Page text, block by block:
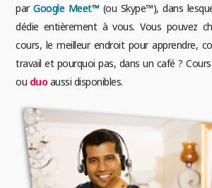
par Google Meet™ (ou Skype™), dans
dédie entièrement à vous. Vous pouvez
cours, le meilleur endroit pour apprendre,
travail et pourquoi pas, dans un café ?
ou duoaussi disponibles.